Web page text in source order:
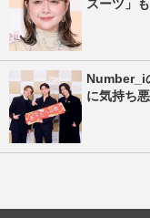
スーツ」
Number_i
に気持ち